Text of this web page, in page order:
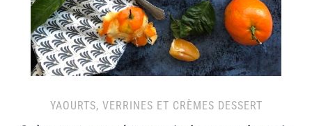
YAOURTS, VERRINES ET CRÈMES DESSERT